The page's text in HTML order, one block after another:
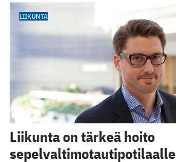
LIIKUNTA
Liikunta on tärkeä hoito
sepelvaltimotautipotilaalle